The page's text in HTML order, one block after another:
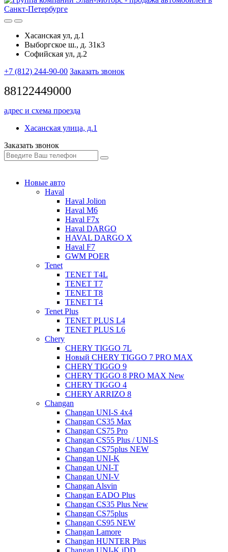
Хасанская ул, д.1
Выборгское ш., д. 31к3
Софийская ул, д.2
+7 (812) 244-90-00 Заказать звонок
88122449000
адрес и схема проезда
Хасанская улица, д.1
Заказать звонок
Новые авто
Haval
Haval Jolion
Haval M6
Haval F7x
Haval DARGO
HAVAL DARGO Х
Haval F7
GWM POER
Tenet
TENET T4L
TENET T7
TENET T8
TENET T4
Tenet Plus
TENET PLUS L4
TENET PLUS L6
Chery
CHERY TIGGO 7L
Новый CHERY TIGGO 7 PRO MAX
CHERY TIGGO 9
CHERY TIGGO 8 PRO MAX New
CHERY TIGGO 4
CHERY ARRIZO 8
Changan
Changan UNI-S 4x4
Changan CS35 Max
Changan CS75 Pro
Changan CS55 Plus / UNI-S
Changan CS75plus NEW
Changan UNI-K
Changan UNI-T
Changan UNI-V
Changan Alsvin
Changan EADO Plus
Changan CS35 Plus New
Changan CS75plus
Changan CS95 NEW
Changan Lamore
Changan HUNTER Plus
Changan UNI-K iDD